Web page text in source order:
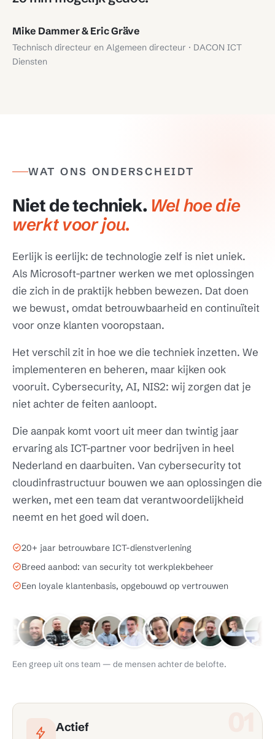
Mike Dammer & Eric Gräve
Technisch directeur en Algemeen directeur · DACON ICT
Diensten
WAT ONS ONDERSCHEIDT
Niet de techniek. Wel hoe die
werkt voor jou.
Eerlijk is eerlijk: de technologie zelf is niet uniek.
Als Microsoft-partner werken we met oplossingen
die zich in de praktijk hebben bewezen. Dat doen
we bewust, omdat betrouwbaarheid en continuïteit
voor onze klanten vooropstaan.
Het verschil zit in hoe we die techniek inzetten. We
implementeren en beheren, maar kijken ook
vooruit. Cybersecurity, AI, NIS2: wij zorgen dat je
niet achter de feiten aanloopt.
Die aanpak komt voort uit meer dan twintig jaar
ervaring als ICT-partner voor bedrijven in heel
Nederland en daarbuiten. Van cybersecurity tot
cloudinfrastructuur bouwen we aan oplossingen die
werken, met een team dat verantwoordelijkheid
neemt en het goed wil doen.
20+ jaar betrouwbare ICT-dienstverlening
Breed aanbod: van security tot werkplekbeheer
Een loyale klantenbasis, opgebouwd op vertrouwen
Een greep uit ons team — de mensen achter de belofte.
Actief